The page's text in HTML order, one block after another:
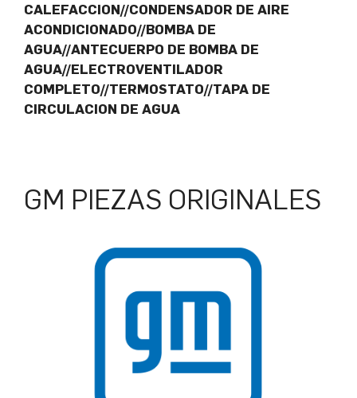
CALEFACCION//CONDENSADOR DE AIRE
ACONDICIONADO//BOMBA DE
AGUA//ANTECUERPO DE BOMBA DE
AGUA//ELECTROVENTILADOR
COMPLETO//TERMOSTATO//TAPA DE
CIRCULACION DE AGUA
GM PIEZAS ORIGINALES